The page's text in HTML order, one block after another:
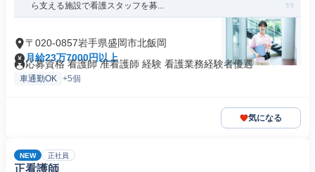
ら支える施設で看護スタッフを募...
〒020-0857岩手県盛岡市北飯岡
月給23万7000円以上
応募資格 看護師 准看護師 経験 看護業務経験者優遇
車通勤OK +5個
気になる
NEW 正社員
正看護師